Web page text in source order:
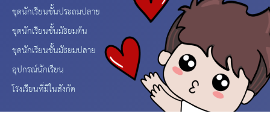
ชุดนักเรียนชั้นประถมปลาย
ชุดนักเรียนชั้นมัธยมต้น
ชุดนักเรียนชั้นมัธยมปลาย
อุปกรณ์นักเรียน
โรงเรียนที่มีในสังกัด